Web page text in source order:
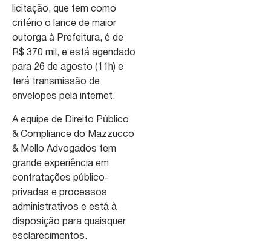
licitação, que tem como
critério o lance de maior
outorga à Prefeitura, é de
R$ 370 mil, e está agendado
para 26 de agosto (11h) e
terá transmissão de
envelopes pela internet.
A equipe de Direito Público
& Compliance do Mazzucco
& Mello Advogados tem
grande experiência em
contratações público-
privadas e processos
administrativos e está à
disposição para quaisquer
esclarecimentos.